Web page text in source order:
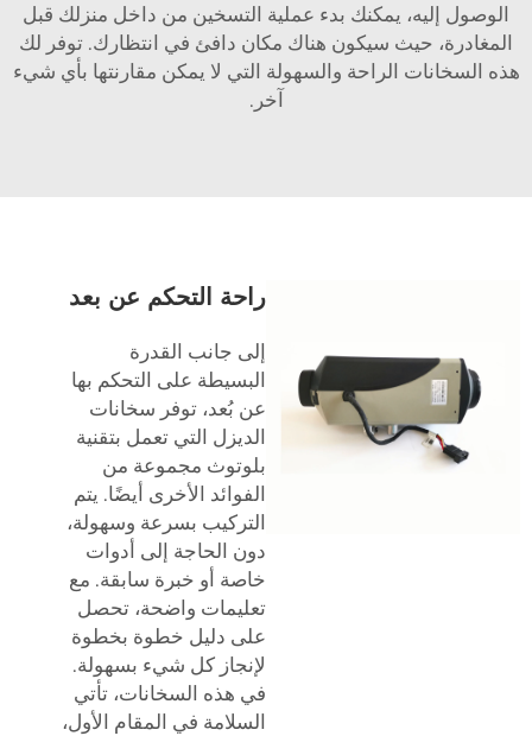
الوصول إليه، يمكنك بدء عملية التسخين من داخل منزلك قبل
المغادرة، حيث سيكون هناك مكان دافئ في انتظارك. توفر لك
هذه السخانات الراحة والسهولة التي لا يمكن مقارنتها بأي شيء
آخر.
راحة التحكم عن بعد
إلى جانب القدرة
البسيطة على التحكم بها
عن بُعد، توفر سخانات
الديزل التي تعمل بتقنية
بلوتوث مجموعة من
الفوائد الأخرى أيضًا. يتم
التركيب بسرعة وسهولة،
دون الحاجة إلى أدوات
خاصة أو خبرة سابقة. مع
تعليمات واضحة، تحصل
على دليل خطوة بخطوة
لإنجاز كل شيء بسهولة.
في هذه السخانات، تأتي
السلامة في المقام الأول،